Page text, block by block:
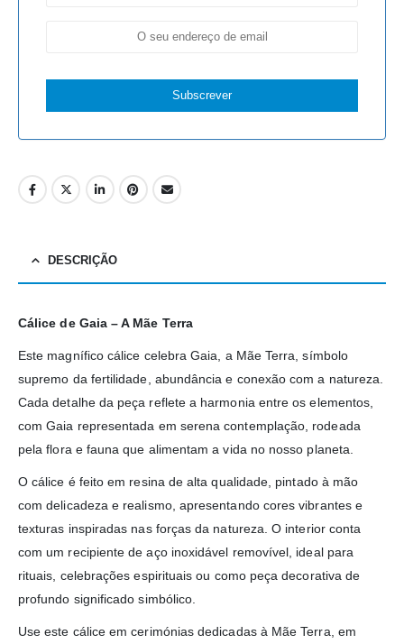
Subscrever
DESCRIÇÃO
Cálice de Gaia – A Mãe Terra
Este magnífico cálice celebra Gaia, a Mãe Terra, símbolo
supremo da fertilidade, abundância e conexão com a natureza.
Cada detalhe da peça reflete a harmonia entre os elementos,
com Gaia representada em serena contemplação, rodeada
pela flora e fauna que alimentam a vida no nosso planeta.
O cálice é feito em resina de alta qualidade, pintado à mão
com delicadeza e realismo, apresentando cores vibrantes e
texturas inspiradas nas forças da natureza. O interior conta
com um recipiente de aço inoxidável removível, ideal para
rituais, celebrações espirituais ou como peça decorativa de
profundo significado simbólico.
Use este cálice em cerimónias dedicadas à Mãe Terra, em